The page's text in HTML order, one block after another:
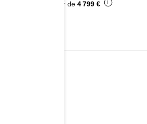
À partir de 4 799 € i